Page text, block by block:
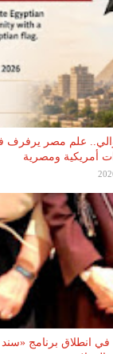
علم مصر
أمريكية ومصرية
انطلاق برنامج «سند